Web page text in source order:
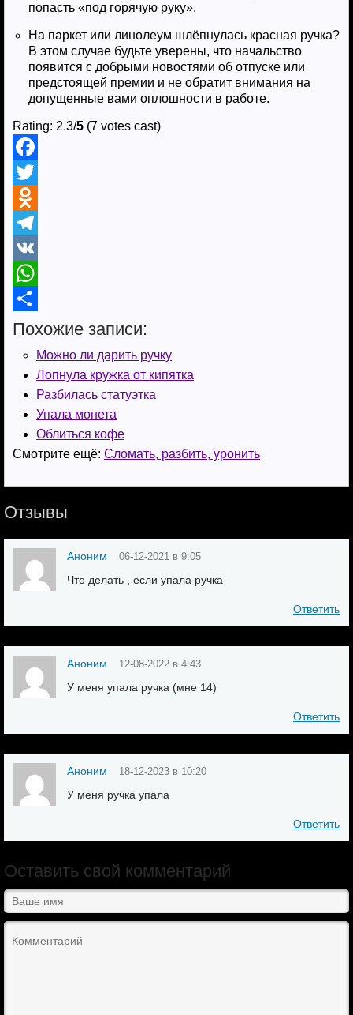
попасть «под горячую руку».
На паркет или линолеум шлёпнулась красная ручка?
В этом случае будьте уверены, что начальство
появится с добрыми новостями об отпуске или
предстоящей премии и не обратит внимания на
допущенные вами оплошности в работе.
Rating: 2.3/5 (7 votes cast)
F
a
c
e
b
o
o
T
w
e
O
d
n
o
k
n
T
e
e
V
K
W
h
p
О
в
Похожие записи:
Можно ли дарить ручку
Лопнула кружка от кипятка
Разбилась статуэтка
Упала монета
Облиться кофе
Смотрите ещё: Сломать, разбить, уронить
Отзывы
Аноним 06-12-2021 в 9:05
Что делать , если упала ручка
Ответить
Аноним 12-08-2022 в 4:43
У меня упала ручка (мне 14)
Ответить
Аноним 18-12-2023 в 10:20
У меня ручка упала
Ответить
Оставить свой комментарий